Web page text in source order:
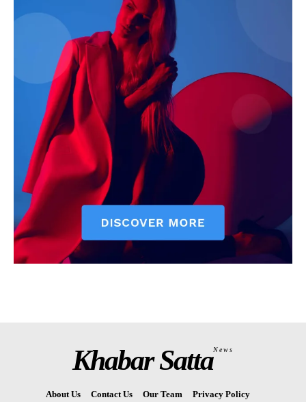
Khabar SattaNews
About Us Contact Us Our Team
Privacy Policy